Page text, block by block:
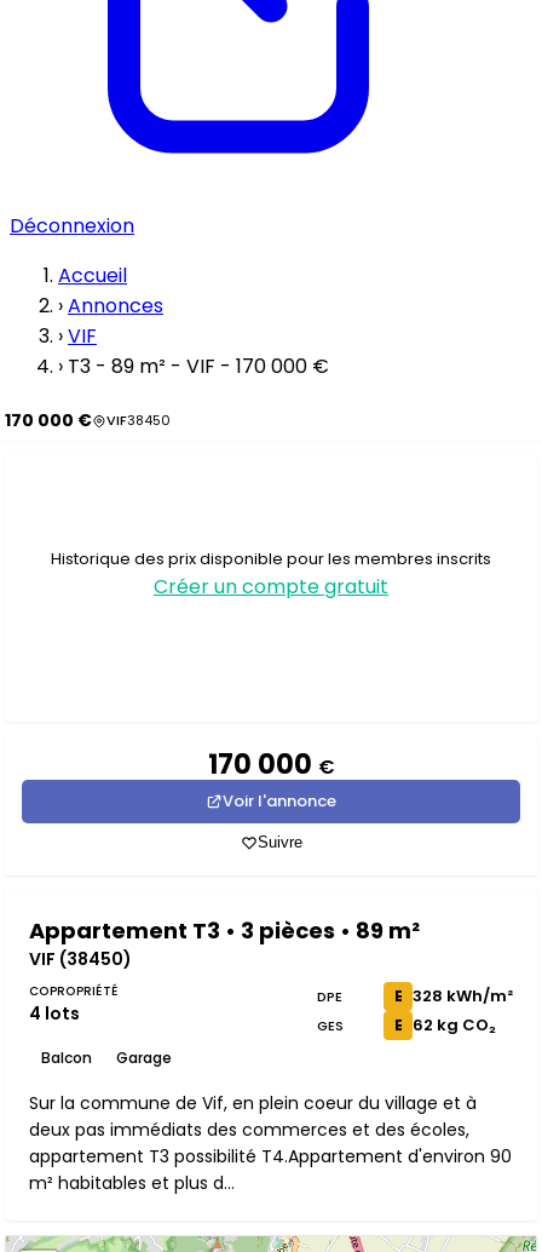
Déconnexion
Accueil
›Annonces
›VIF
› T3 - 89 m² - VIF - 170 000 €
170 000 € VIF38450
Historique des prix disponible pour les membres inscrits
Créer un compte gratuit
170 000 €
Voir l'annonce
Suivre
Appartement T3 • 3 pièces • 89 m²
VIF (38450)
COPROPRIÉTÉ
4 lots
Balcon Garage
DPE E 328 kWh/m²
GES E 62 kg CO₂
Sur la commune de Vif, en plein coeur du village et à
deux pas immédiats des commerces et des écoles,
appartement T3 possibilité T4.Appartement d'environ 90
m² habitables et plus d...